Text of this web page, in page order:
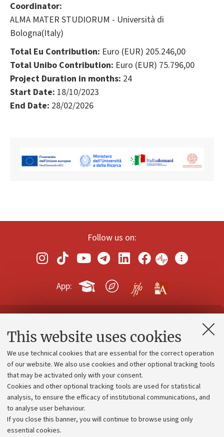
This website uses cookies
We use technical cookies that are essential for the correct operation
of our website. We also use cookies and other optional tracking tools
that may be activated only with your consent.
Cookies and other optional tracking tools are used for statistical
analysis, to ensure the efficacy of institutional communications, and
to analyse user behaviour.
If you close this banner, you will continue to browse using only
essential cookies.
Coordinator:
ALMA MATER STUDIORUM - Università di
Bologna(Italy)
Total Eu Contribution: Euro (EUR) 205.246,00
Total Unibo Contribution: Euro (EUR) 75.796,00
Project Duration in months: 24
Start Date: 18/10/2023
End Date: 28/02/2026
Follow us on:
App:
Contacts and certified e-mail (PEC)
Administrative divisions
Work with us
Alumni community
Strategic plan
University budgets